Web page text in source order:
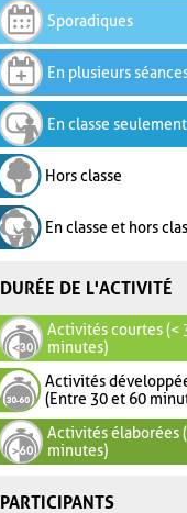
Sporadiques
En plusieurs
En classe seulement
Hors classe
En classe et hors
DURÉE DE L'ACTIVITÉ
Activités courtes (<
minutes)
Activités
(Entre 30 et 60
Activités élaborées
minutes)
PARTICIPANTS